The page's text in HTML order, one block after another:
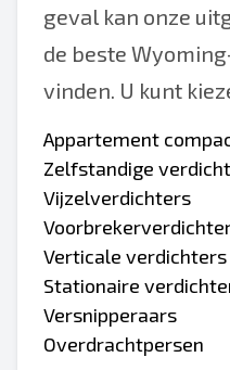
geval kan onze
de beste
vinden. U kunt
Appartement
Zelfstandige
Vijzelverdichters
Verticale verdichters
Stationaire
Versnipperaars
Overdrachtpersen